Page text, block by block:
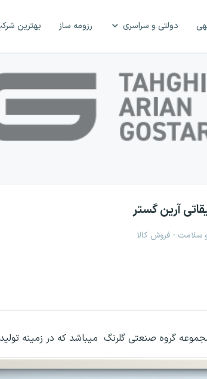
دولتی و سراسری رزومه ساز بهترین
آرین گستر
سلامت - فروش کالا
گروه صنعتی گلرنگ میباشد که در زمینه